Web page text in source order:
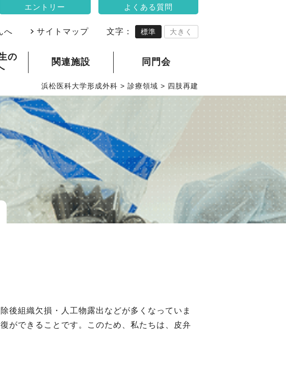
エントリー よくある質問
へ サイトマップ 文字： 標準 大きく
の
関連施設 同門会
浜松医科大学形成外科 > 診療領域 > 四肢再建
後組織欠損・人工物露出などが多くなっていま
ができることです。このため、私たちは、皮弁